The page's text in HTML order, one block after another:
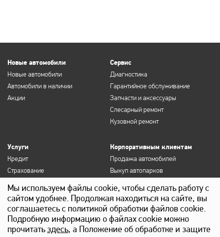
Новые автомобили
Новые автомобили
Автомобили в наличии
Акции
Сервис
Диагностика
Гарантийное обслуживание
Запчасти и аксессуары
Слесарный ремонт
Кузовной ремонт
Услуги
Кредит
Страхование
Продление полисов ОСАГО и
КАСКО
Выкуп
Детейлинг
Корпоративным клиентам
Продажа автомобилей
Выкуп автопарков
Сервисное обслуживание
Лизинг
Мы используем файлы cookie, чтобы сделать работу с
сайтом удобнее. Продолжая находиться на сайте, вы
соглашаетесь с политикой обработки файлов cookie.
Подробную информацию о файлах cookie можно
прочитатьздесь, а Положение об обработке и защите